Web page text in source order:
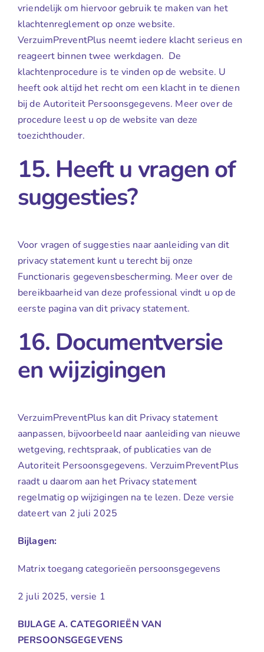
vriendelijk om hiervoor gebruik te maken van het
klachtenreglement op onze website.
VerzuimPreventPlus neemt iedere klacht serieus en
reageert binnen twee werkdagen. De
klachtenprocedure is te vinden op de website. U
heeft ook altijd het recht om een klacht in te dienen
bij de Autoriteit Persoonsgegevens. Meer over de
procedure leest u op de website van deze
toezichthouder.
15. Heeft u vragen of
suggesties?
Voor vragen of suggesties naar aanleiding van dit
privacy statement kunt u terecht bij onze
Functionaris gegevensbescherming. Meer over de
bereikbaarheid van deze professional vindt u op de
eerste pagina van dit privacy statement.
16. Documentversie
en wijzigingen
VerzuimPreventPlus kan dit Privacy statement
aanpassen, bijvoorbeeld naar aanleiding van nieuwe
wetgeving, rechtspraak, of publicaties van de
Autoriteit Persoonsgegevens. VerzuimPreventPlus
raadt u daarom aan het Privacy statement
regelmatig op wijzigingen na te lezen. Deze versie
dateert van 2 juli 2025
Bijlagen:
Matrix toegang categorieën persoonsgegevens
2 juli 2025, versie 1
BIJLAGE A. CATEGORIEËN VAN
PERSOONSGEGEVENS